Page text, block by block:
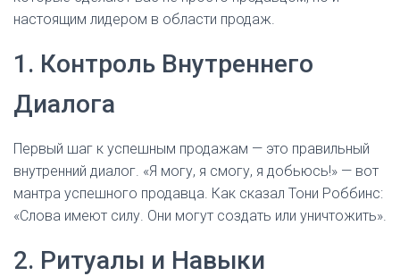
настоящим лидером в области продаж.
1. Контроль Внутреннего
Диалога
Первый шаг к успешным продажам — это правильный
внутренний диалог. «Я могу, я смогу, я добьюсь!» — вот
мантра успешного продавца. Как сказал Тони Роббинс:
«Слова имеют силу. Они могут создать или уничтожить».
2. Ритуалы и Навыки